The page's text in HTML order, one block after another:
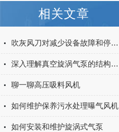
相关文章
吹灰风刀对减少设备故障和停机时间的作用
深入理解真空旋涡气泵的结构设计
聊一聊高压吸料风机
如何维护保养污水处理曝气风机
如何安装和维护旋涡式气泵